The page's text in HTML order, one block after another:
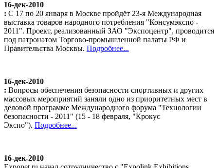
16-дек-2010
: С 17 по 20 января в Москве пройдёт 23-я Международная
выставка товаров народного потребления "Консумэкспо -
2011". Проект, реализованный ЗАО "Экспоцентр", проводится
под патронатом Торгово-промышленной палаты РФ и
Правительства Москвы. Подробнее...
16-дек-2010
: Вопросы обеспечения безопасности спортивных и других
массовых мероприятий заняли одно из приоритетных мест в
деловой программе Международного форума "Технологии
безопасности - 2011" (15 - 18 февраля, "Крокус
Экспо"). Подробнее...
16-дек-2010